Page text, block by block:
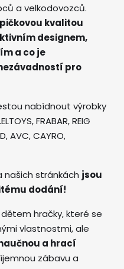
a velkodovozců.
kvalitou
designem,
a co je
pro
nabídnout výrobky
FRABAR, REIG
AVC, CAYRO,
našich stránkách jsou
dodání!
hračky, které se
vlastnostmi, ale
a hrací
zábavu a